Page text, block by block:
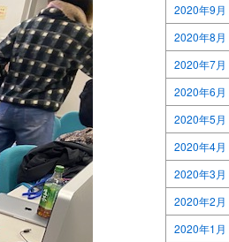
2020年9月
2020年8月
2020年7月
2020年6月
2020年5月
2020年4月
2020年3月
2020年2月
2020年1月